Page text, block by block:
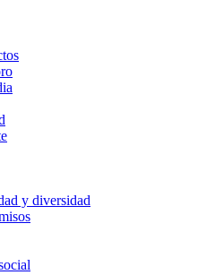
y diversidad